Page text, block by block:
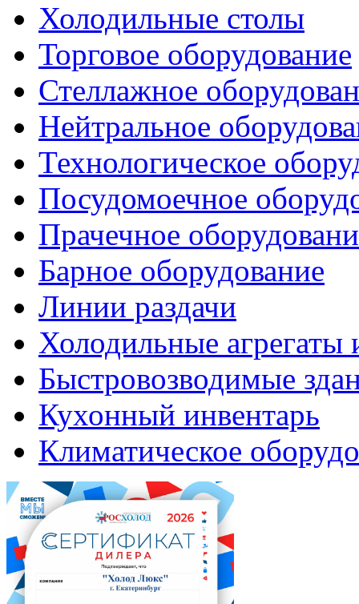
Холодильные столы
Торговое оборудование
Стеллажное
Нейтральное
Технологическое
Посудомоечное
Прачечное
Барное оборудование
Линии раздачи
Холодильные агрегаты
Быстровозводимые
Кухонный инвентарь
Климатическое